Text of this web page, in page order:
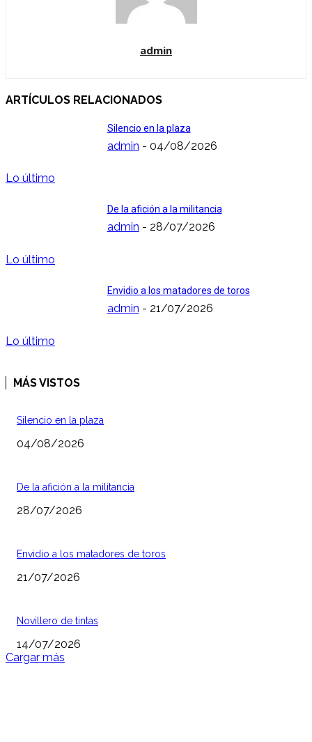
admin
ARTÍCULOS RELACIONADOS
Lo último
Silencio en la plaza
admin - 04/08/2026
Lo último
De la afición a la militancia
admin - 28/07/2026
Lo último
Envidio a los matadores de toros
admin - 21/07/2026
MÁS VISTOS
Silencio en la plaza
04/08/2026
De la afición a la militancia
28/07/2026
Envidio a los matadores de toros
21/07/2026
Novillero de tintas
14/07/2026
Cargar más